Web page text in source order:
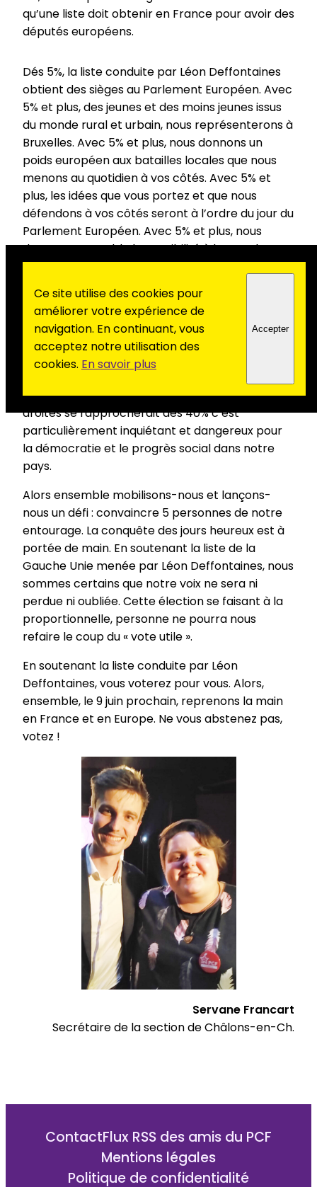
qu’une liste doit obtenir en France pour avoir des
députés européens.
Dés 5%, la liste conduite par Léon Deffontaines
obtient des sièges au Parlement Européen. Avec
5% et plus, des jeunes et des moins jeunes issus
du monde rural et urbain, nous représenterons à
Bruxelles. Avec 5% et plus, nous donnons un
poids européen aux batailles locales que nous
menons au quotidien à vos côtés. Avec 5% et
plus, les idées que vous portez et que nous
défendons à vos côtés seront à l’ordre du jour du
Parlement Européen. Avec 5% et plus, nous
donnons ensemble la possibilité à la Gauche
Unie portée par le PCF de garantir la
promouvoir la paix et la sécurité collective,
prendre le pouvoir sur le capital, développer les
services publics, conquérir le progrès social et
l’égalité.
Selon les sondages le score des extrèmes
droites se rapprocherait des 40% c’est
particulièrement inquiétant et dangereux pour
la démocratie et le progrès social dans notre
pays.
Alors ensemble mobilisons-nous et lançons-
nous un défi : convaincre 5 personnes de notre
entourage. La conquête des jours heureux est à
portée de main. En soutenant la liste de la
Gauche Unie menée par Léon Deffontaines, nous
sommes certains que notre voix ne sera ni
perdue ni oubliée. Cette élection se faisant à la
proportionnelle, personne ne pourra nous
refaire le coup du « vote utile ».
En soutenant la liste conduite par Léon
Deffontaines, vous voterez pour vous. Alors,
ensemble, le 9 juin prochain, reprenons la main
en France et en Europe. Ne vous abstenez pas,
votez !
Servane Francart
Secrétaire de la section de Châlons-en-Ch.
Ce site utilise des cookies pour
améliorer votre expérience de
navigation. En continuant, vous
acceptez notre utilisation des
cookies. En savoir plus
Accepter
ContactFlux RSS des amis du PCF
Mentions légales
Politique de confidentialité